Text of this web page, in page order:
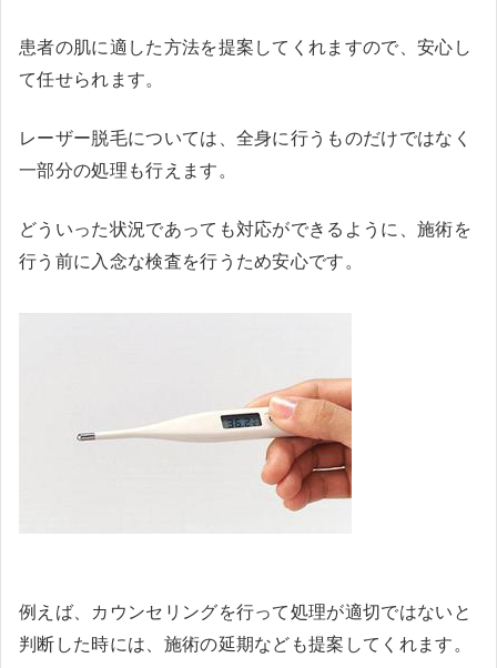
患者の肌に適した方法を提案してくれますので、安心し
て任せられます。
レーザー脱毛については、全身に行うものだけではなく
一部分の処理も行えます。
どういった状況であっても対応ができるように、施術を
行う前に入念な検査を行うため安心です。
例えば、カウンセリングを行って処理が適切ではないと
判断した時には、施術の延期なども提案してくれます。